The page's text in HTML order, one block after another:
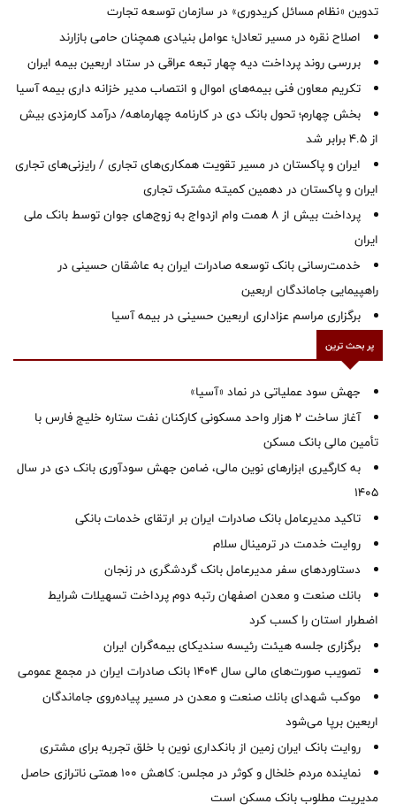
تدوین «نظام مسائل کریدوری» در سازمان توسعه تجارت
اصلاح نقره در مسیر تعادل؛ عوامل بنیادی همچنان حامی بازارند
بررسی روند پرداخت دیه چهار تبعه عراقی در ستاد اربعین بیمه ایران
تکریم معاون فنی بیمه‌های اموال و انتصاب مدیر خزانه داری بیمه آسیا
بخش چهارم؛ تحول بانک دی در کارنامه چهارماهه/ درآمد کارمزدی بیش
از ۴.۵ برابر شد
ایران و پاکستان در مسیر تقویت همکاری‌های تجاری / رایزنی‌های تجاری
ایران و پاکستان در دهمین کمیته مشترک تجاری
پرداخت بیش از ۸ همت وام ازدواج به زوج‌های جوان توسط بانک ملی
ایران
خدمت‌رسانی بانک توسعه صادرات ایران به عاشقان حسینی در
راهپیمایی جاماندگان اربعین
برگزاری مراسم عزاداری اربعین حسینی در بیمه آسیا
پر بحث ترین
جهش سود عملیاتی در نماد «آسیا»
آغاز ساخت ۲ هزار واحد مسکونی کارکنان نفت ستاره خلیج فارس با
تأمین مالی بانک مسکن
به کارگیری ابزارهای نوین مالی، ضامن جهش سودآوری بانک دی در سال
1405
تاکید مدیرعامل بانک صادرات ایران بر ارتقای خدمات بانکی
روایت خدمت در ترمینال سلام
دستاوردهای سفر مدیرعامل بانک گردشگری در زنجان
بانك صنعت و معدن اصفهان رتبه دوم پرداخت تسهیلات شرایط
اضطرار استان را كسب كرد
برگزاری جلسه هیئت رئیسه سندیکای بیمه‌گران ایران
تصویب صورت‌های مالی سال ۱۴۰۴ بانک صادرات ایران در مجمع عمومی
موكب شهدای بانك صنعت و معدن در مسیر پیاده‌روی جاماندگان
اربعین برپا می‌شود
روایت بانک ایران زمین از بانکداری نوین با خلق تجربه برای مشتری
نماینده مردم خلخال و کوثر در مجلس: کاهش ۱۰۰ همتی ناترازی حاصل
مدیریت مطلوب بانک مسکن است